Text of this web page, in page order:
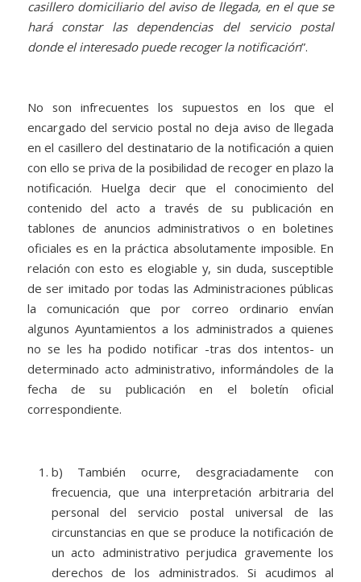
casillero domiciliario del aviso de llegada, en el que se
hará constar las dependencias del servicio postal
donde el interesado puede recoger la notificación”.
No son infrecuentes los supuestos en los que el
encargado del servicio postal no deja aviso de llegada
en el casillero del destinatario de la notificación a quien
con ello se priva de la posibilidad de recoger en plazo la
notificación. Huelga decir que el conocimiento del
contenido del acto a través de su publicación en
tablones de anuncios administrativos o en boletines
oficiales es en la práctica absolutamente imposible. En
relación con esto es elogiable y, sin duda, susceptible
de ser imitado por todas las Administraciones públicas
la comunicación que por correo ordinario envían
algunos Ayuntamientos a los administrados a quienes
no se les ha podido notificar -tras dos intentos- un
determinado acto administrativo, informándoles de la
fecha de su publicación en el boletín oficial
correspondiente.
b) También ocurre, desgraciadamente con
frecuencia, que una interpretación arbitraria del
personal del servicio postal universal de las
circunstancias en que se produce la notificación de
un acto administrativo perjudica gravemente los
derechos de los administrados. Si acudimos al